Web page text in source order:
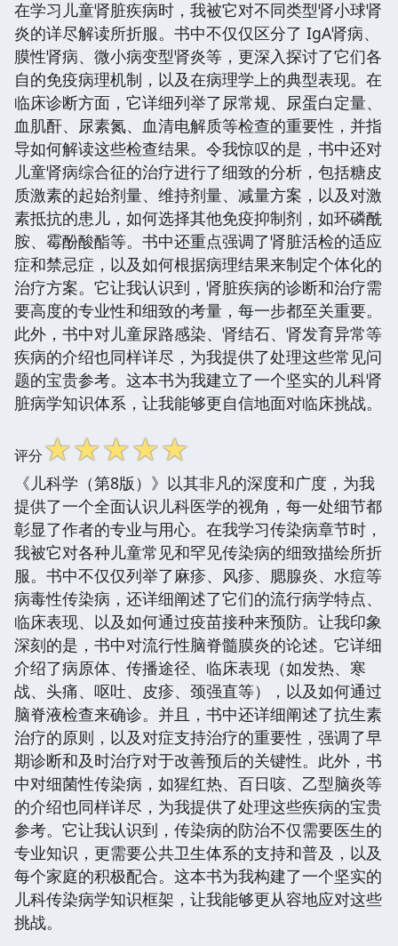
在学习儿童肾脏疾病时，我被它对不同类型肾小球肾
炎的详尽解读所折服。书中不仅仅区分了 IgA肾病、
膜性肾病、微小病变型肾炎等，更深入探讨了它们各
自的免疫病理机制，以及在病理学上的典型表现。在
临床诊断方面，它详细列举了尿常规、尿蛋白定量、
血肌酐、尿素氮、血清电解质等检查的重要性，并指
导如何解读这些检查结果。令我惊叹的是，书中还对
儿童肾病综合征的治疗进行了细致的分析，包括糖皮
质激素的起始剂量、维持剂量、减量方案，以及对激
素抵抗的患儿，如何选择其他免疫抑制剂，如环磷酰
胺、霉酚酸酯等。书中还重点强调了肾脏活检的适应
症和禁忌症，以及如何根据病理结果来制定个体化的
治疗方案。它让我认识到，肾脏疾病的诊断和治疗需
要高度的专业性和细致的考量，每一步都至关重要。
此外，书中对儿童尿路感染、肾结石、肾发育异常等
疾病的介绍也同样详尽，为我提供了处理这些常见问
题的宝贵参考。这本书为我建立了一个坚实的儿科肾
脏病学知识体系，让我能够更自信地面对临床挑战。
评分☆☆☆☆☆
《儿科学（第8版）》以其非凡的深度和广度，为我
提供了一个全面认识儿科医学的视角，每一处细节都
彰显了作者的专业与用心。在我学习传染病章节时，
我被它对各种儿童常见和罕见传染病的细致描绘所折
服。书中不仅仅列举了麻疹、风疹、腮腺炎、水痘等
病毒性传染病，还详细阐述了它们的流行病学特点、
临床表现、以及如何通过疫苗接种来预防。让我印象
深刻的是，书中对流行性脑脊髓膜炎的论述。它详细
介绍了病原体、传播途径、临床表现（如发热、寒
战、头痛、呕吐、皮疹、颈强直等），以及如何通过
脑脊液检查来确诊。并且，书中还详细阐述了抗生素
治疗的原则，以及对症支持治疗的重要性，强调了早
期诊断和及时治疗对于改善预后的关键性。此外，书
中对细菌性传染病，如猩红热、百日咳、乙型脑炎等
的介绍也同样详尽，为我提供了处理这些疾病的宝贵
参考。它让我认识到，传染病的防治不仅需要医生的
专业知识，更需要公共卫生体系的支持和普及，以及
每个家庭的积极配合。这本书为我构建了一个坚实的
儿科传染病学知识框架，让我能够更从容地应对这些
挑战。